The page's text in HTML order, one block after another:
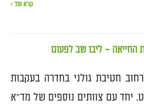
קרא עוד ›
חטיבת גולני בחדרה בעקבות
יחד עם צוותים נוספים של מד"א